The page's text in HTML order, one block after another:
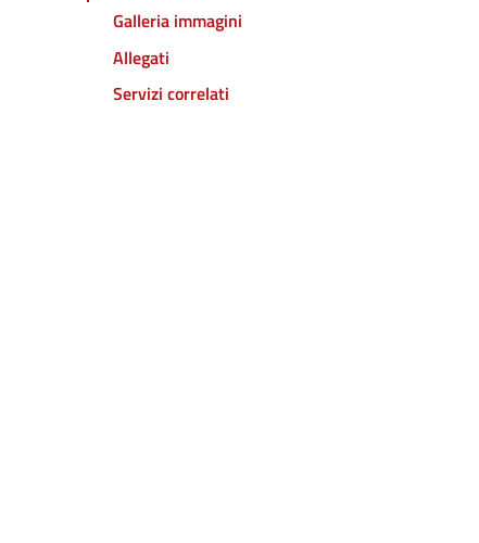
Galleria immagini
Allegati
Servizi correlati